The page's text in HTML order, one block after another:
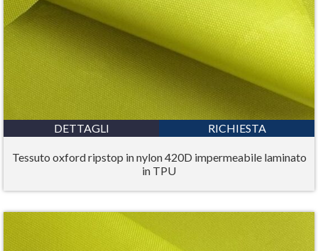
DETTAGLI RICHIESTA
Tessuto oxford ripstop in nylon 420D impermeabile laminato
in TPU